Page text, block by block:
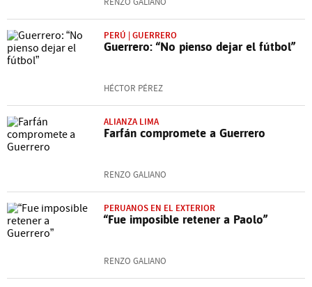
PERÚ | GUERRERO
Guerrero: “No pienso dejar el fútbol”
HÉCTOR PÉREZ
ALIANZA LIMA
Farfán compromete a Guerrero
RENZO GALIANO
PERUANOS EN EL EXTERIOR
“Fue imposible retener a Paolo”
RENZO GALIANO